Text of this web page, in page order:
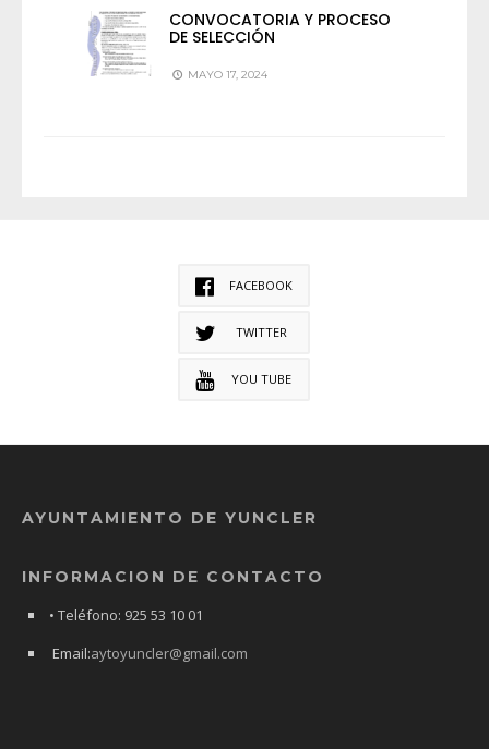
CONVOCATORIA Y PROCESO
DE SELECCIÓN
MAYO 17, 2024
FACEBOOK
TWITTER
YOU TUBE
AYUNTAMIENTO DE YUNCLER
INFORMACION DE CONTACTO
• Teléfono: 925 53 10 01
Email:aytoyuncler@gmail.com